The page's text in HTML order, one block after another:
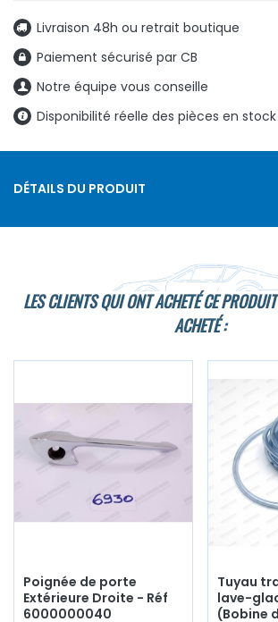
Livraison 48h ou retrait boutique
Paiement sécurisé par CB
Notre équipe vous conseille
Disponibilité réelle des pièces en stock
DÉTAILS DU PRODUIT
LES CLIENTS QUI ONT ACHETÉ CE
ACHETÉ :
Poignée de porte
Extérieure Droite - Réf
6000000040
Tuyau
lave-
(Bobine